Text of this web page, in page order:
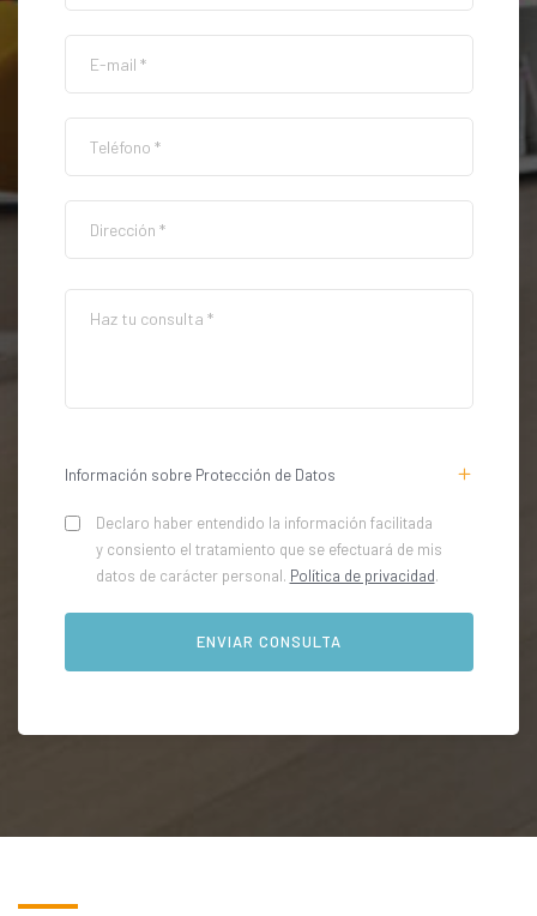
Información sobre Protección de Datos
Declaro haber entendido la información facilitada
y consiento el tratamiento que se efectuará de mis
datos de carácter personal. Política de privacidad.